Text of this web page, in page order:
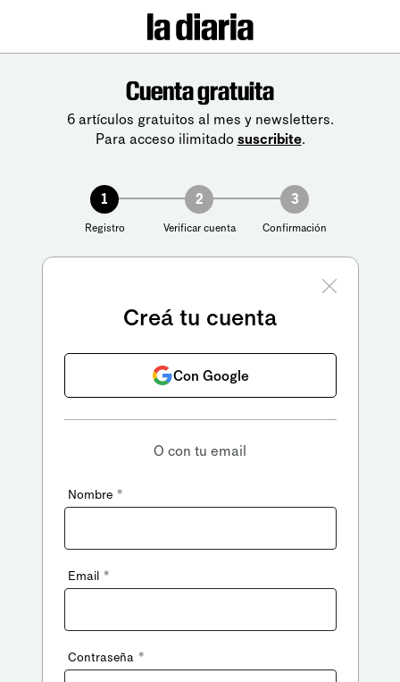
Cuenta gratuita
6 artículos gratuitos al mes y newsletters.
Para acceso ilimitado suscribite.
1
Registro
2
Verificar cuenta
3
Confirmación
Creá tu cuenta
Con Google
O con tu email
Nombre *
Email *
Contraseña *